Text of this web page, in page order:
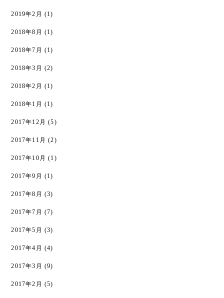
2019年2月 (1)
2018年8月 (1)
2018年7月 (1)
2018年3月 (2)
2018年2月 (1)
2018年1月 (1)
2017年12月 (5)
2017年11月 (2)
2017年10月 (1)
2017年9月 (1)
2017年8月 (3)
2017年7月 (7)
2017年5月 (3)
2017年4月 (4)
2017年3月 (9)
2017年2月 (5)